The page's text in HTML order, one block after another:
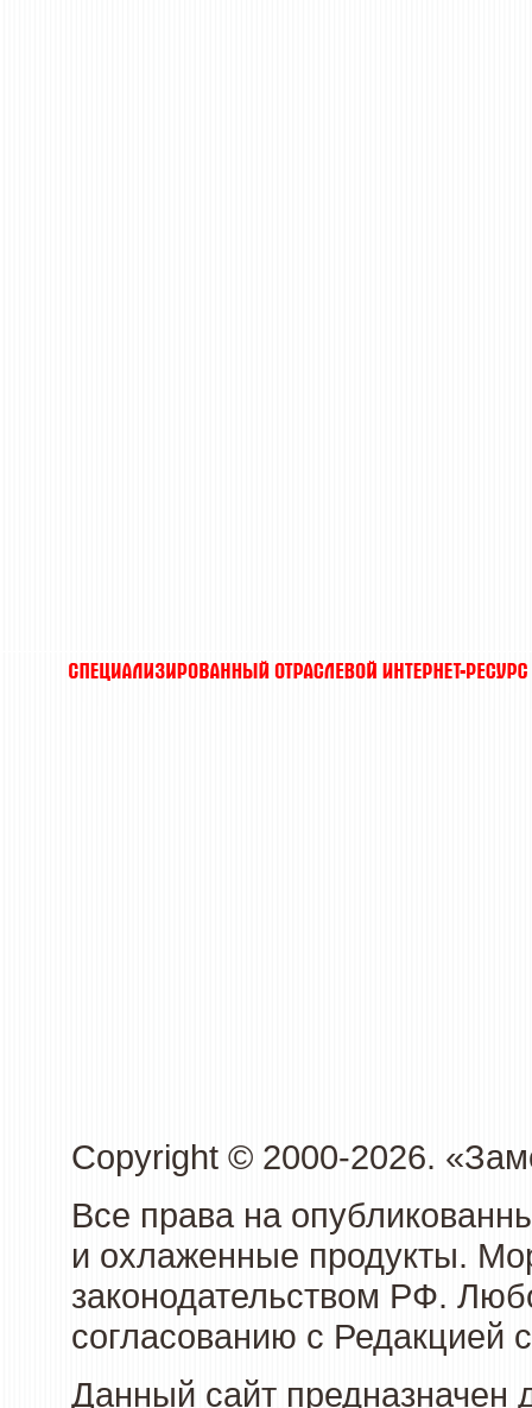
Copyright © 2000-2026.
Все права на
и охлаженные продукты.
законодательством РФ.
согласованию с Редакцией
Данный сайт предназначен